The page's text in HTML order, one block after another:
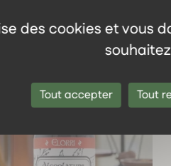
des cookies et vous
Tout accepter Tout